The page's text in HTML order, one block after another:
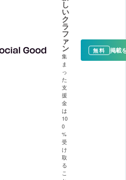
し
い
ク
ラ
フ
ァ
ン
集
ま
っ
た
支
援
金
は
10
0
%
受
け
取
る
こ
無料 掲載